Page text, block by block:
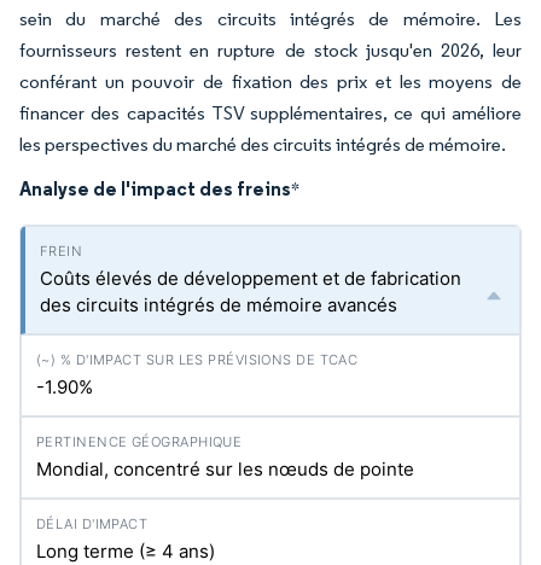
sein du marché des circuits intégrés de mémoire. Les
fournisseurs restent en rupture de stock jusqu'en 2026, leur
conférant un pouvoir de fixation des prix et les moyens de
financer des capacités TSV supplémentaires, ce qui améliore
les perspectives du marché des circuits intégrés de mémoire.
Analyse de l'impact des freins*
Coûts élevés de développement et de fabrication
des circuits intégrés de mémoire avancés
-1.90%
Mondial, concentré sur les nœuds de pointe
Long terme (≥ 4 ans)